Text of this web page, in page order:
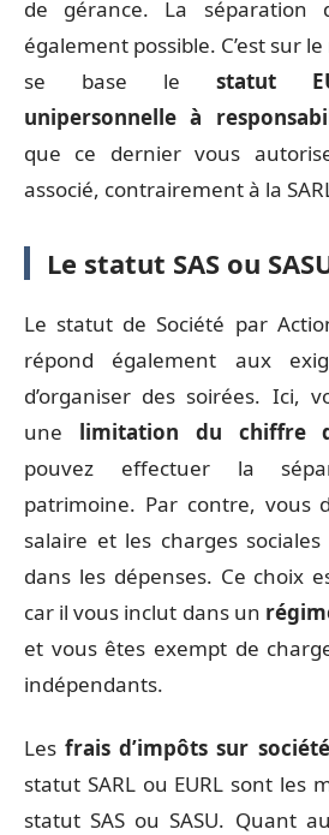
de gérance. La séparation
également possible. C’est sur
se base le statut
unipersonnelle à
que ce dernier vous
associé, contrairement à la
Le statut SAS ou
Le statut de Société par
répond également aux
d’organiser des soirées. Ici,
une limitation du chiffre
pouvez effectuer la
patrimoine. Par contre, vous
salaire et les charges
dans les dépenses. Ce choix
car il vous inclut dans un
et vous êtes exempt de
indépendants.
Lesfrais d’impôts sur
statut SARL ou EURL sont les
statut SAS ou SASU. Quant